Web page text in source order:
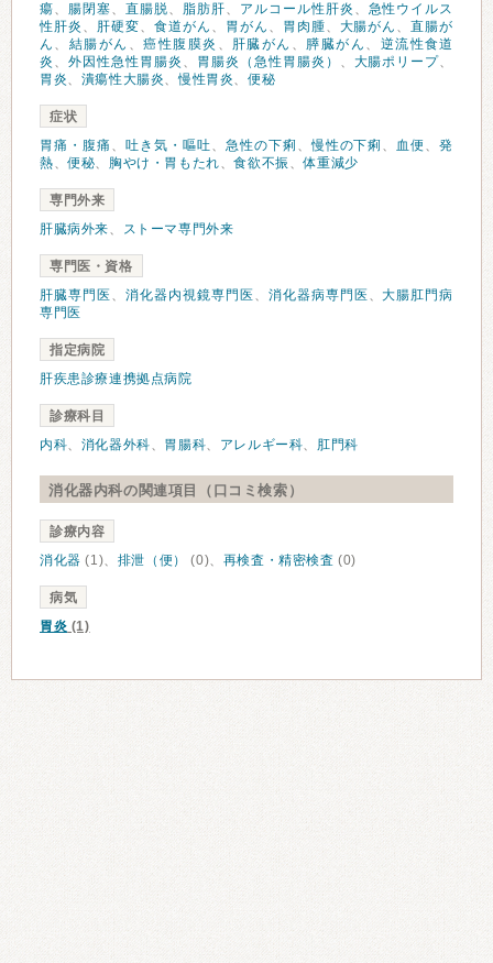
瘍、 腸閉塞、 直腸脱、 脂肪肝、 アルコール性肝炎 、 急性ウイルス
性肝炎 、 肝硬変、 食道がん 、 胃がん 、 胃肉腫、 大腸がん 、直腸が
ん 、 結腸がん 、癌性腹膜炎 、 肝臓がん 、 膵臓がん 、 逆流性食道
炎 、 外因性急性胃腸炎 、 胃腸炎（急性胃腸炎） 、 大腸ポリープ、
胃炎、 潰瘍性大腸炎、慢性胃炎、便秘
症状
胃痛・腹痛 、 吐き気・嘔吐、 急性の下痢 、慢性の下痢 、 血便、発
熱、便秘、 胸やけ・胃もたれ、食欲不振 、体重減少
専門外来
肝臓病外来、 ストーマ専門外来
専門医・資格
肝臓専門医 、 消化器内視鏡専門医 、 消化器病専門医 、大腸肛門病
専門医
指定病院
肝疾患診療連携拠点病院
診療科目
内科、 消化器外科、 胃腸科、 アレルギー科、 肛門科
消化器内科の関連項目（口コミ検索）
診療内容
消化器 (1)、 排泄（便） (0)、 再検査・精密検査 (0)
病気
胃炎 (1)